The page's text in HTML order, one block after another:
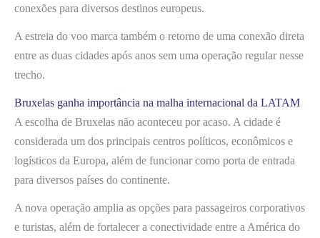
conexões para diversos destinos europeus.
A estreia do voo marca também o retorno de uma conexão direta
entre as duas cidades após anos sem uma operação regular nesse
trecho.
Bruxelas ganha importância na malha internacional da LATAM
A escolha de Bruxelas não aconteceu por acaso. A cidade é
considerada um dos principais centros políticos, econômicos e
logísticos da Europa, além de funcionar como porta de entrada
para diversos países do continente.
A nova operação amplia as opções para passageiros corporativos
e turistas, além de fortalecer a conectividade entre a América do